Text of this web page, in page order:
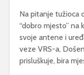
Na pitanje tužioca
“dobro mjesto” na
svoje antene i
veze VRS-a,
prisluškuje, bira